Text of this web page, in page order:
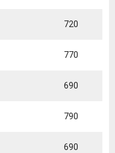
720
770
690
790
690